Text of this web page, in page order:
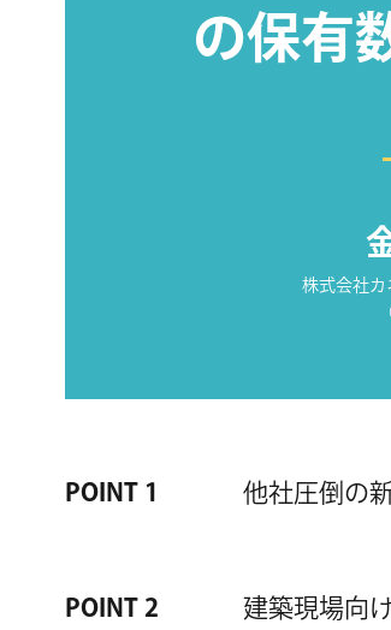
の保有
株式会社カ
POINT 1 他社圧倒の
POINT 2 建築現場向